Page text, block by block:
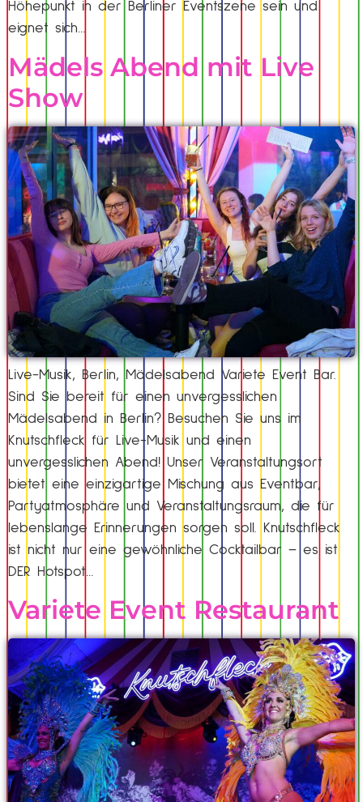
Höhepunkt in der Berliner Eventszene sein und
eignet sich…
Mädels Abend mit Live
Show
Live-Musik, Berlin, Mädelsabend Variete Event Bar.
Sind Sie bereit für einen unvergesslichen
Mädelsabend in Berlin? Besuchen Sie uns im
Knutschfleck für Live-Musik und einen
unvergesslichen Abend! Unser Veranstaltungsort
bietet eine einzigartige Mischung aus Eventbar,
Partyatmosphäre und Veranstaltungsraum, die für
lebenslange Erinnerungen sorgen soll. Knutschfleck
ist nicht nur eine gewöhnliche Cocktailbar – es ist
DER Hotspot…
Variete Event Restaurant